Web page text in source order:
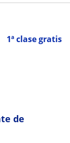
1ª clase gratis
de